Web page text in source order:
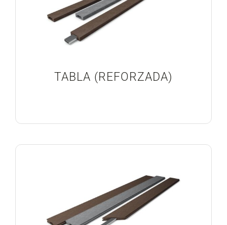
TABLA (REFORZADA)